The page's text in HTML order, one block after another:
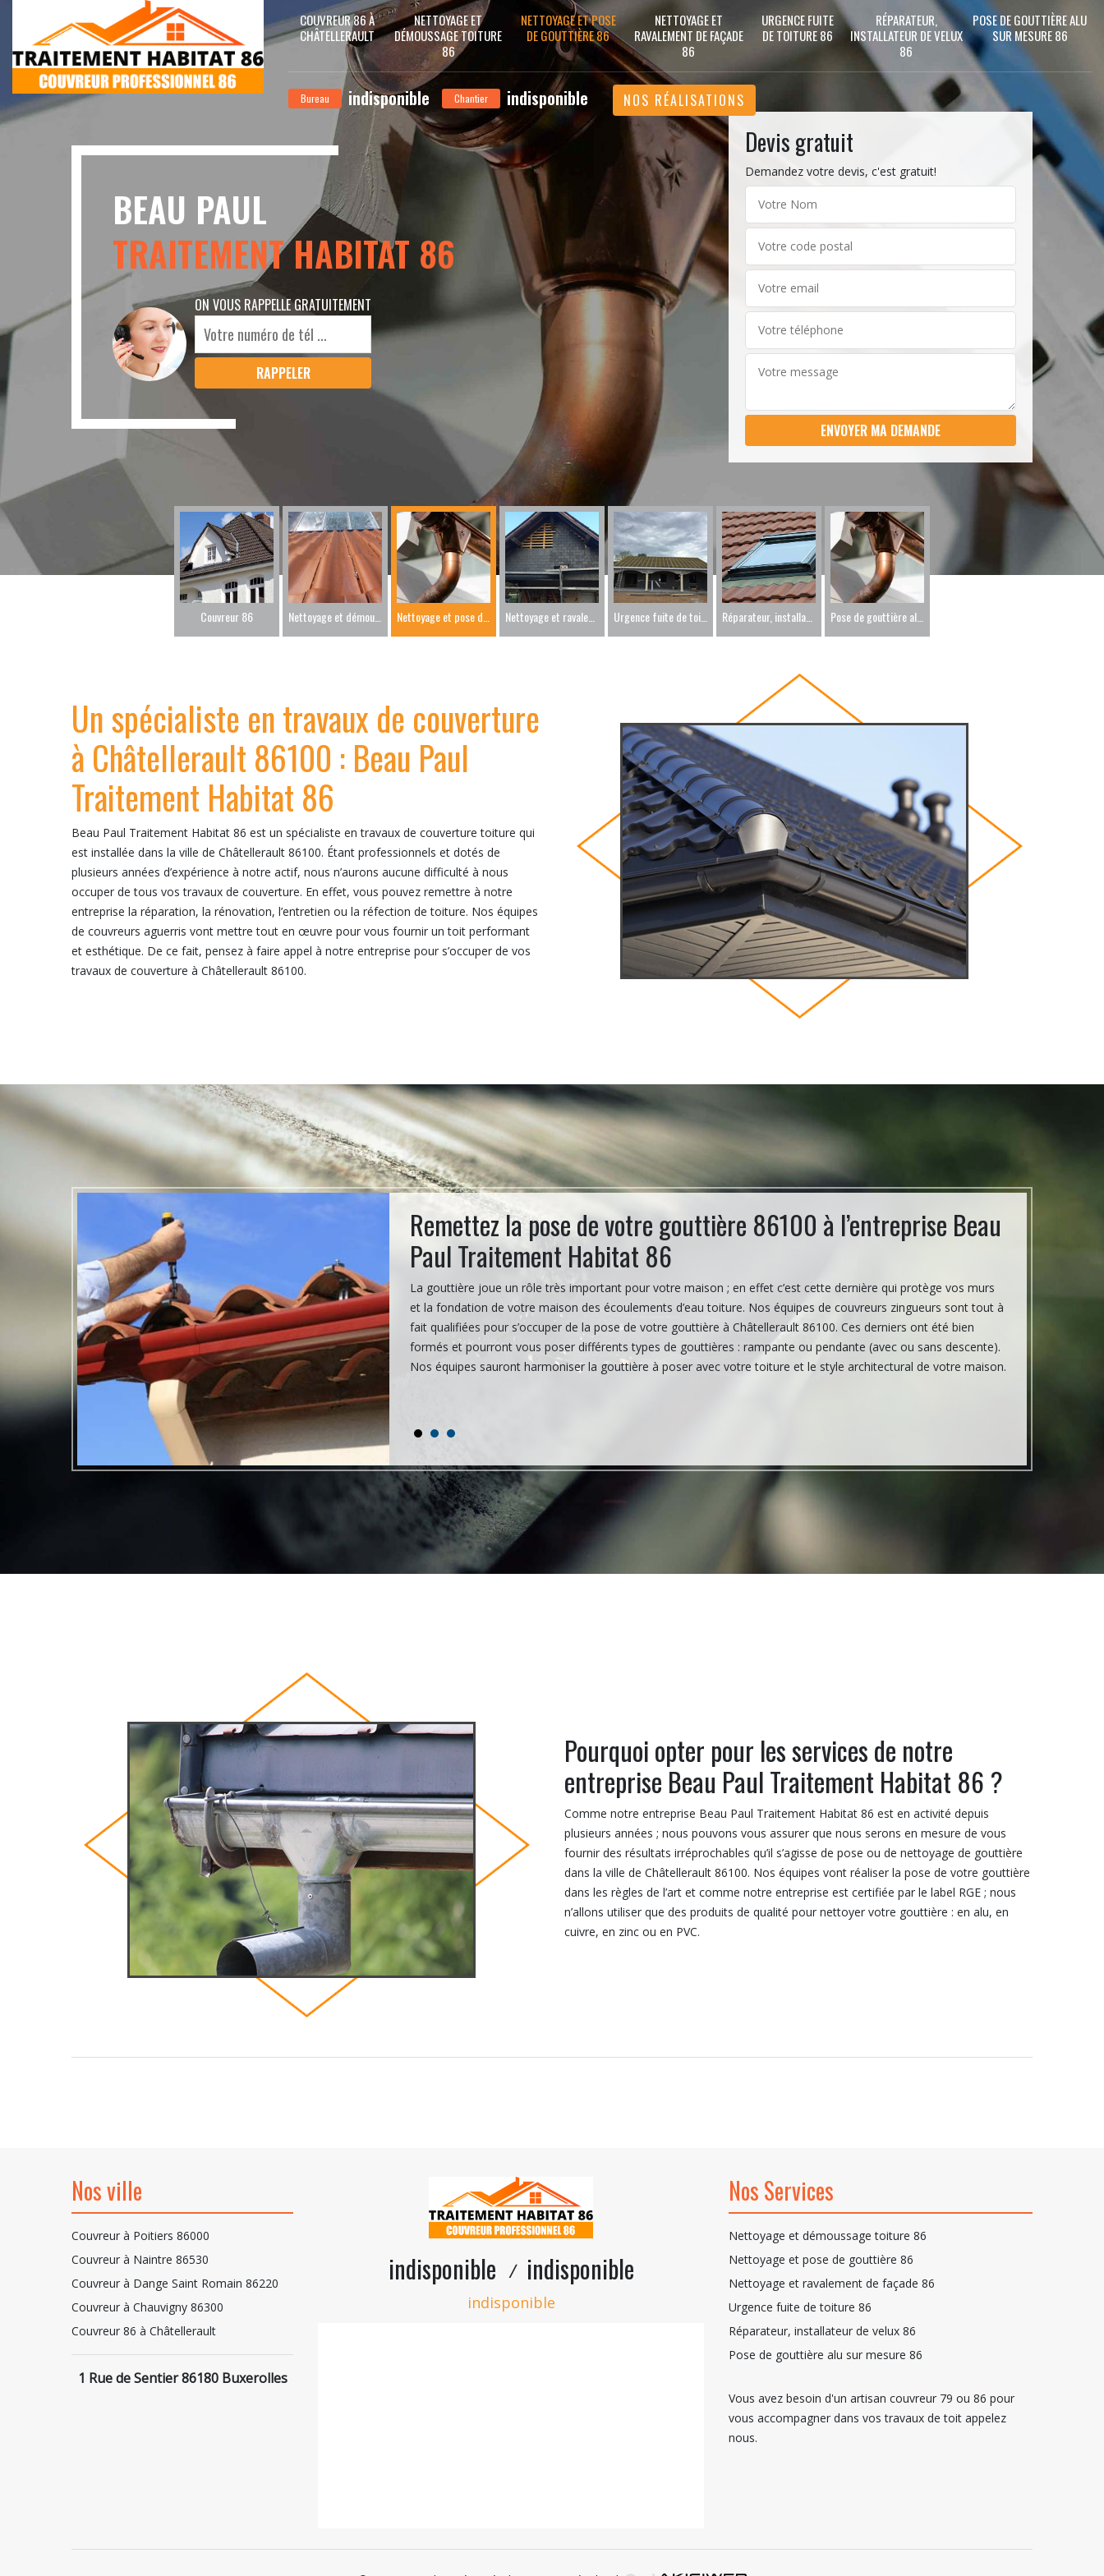
COUVREUR 86 À
CHÂTELLERAULT
NETTOYAGE ET
DÉMOUSSAGE TOITURE
86
NETTOYAGE ET POSE
DE GOUTTIÈRE 86
NETTOYAGE ET
RAVALEMENT DE FAÇADE
86
URGENCE FUITE
DE TOITURE 86
RÉPARATEUR,
INSTALLATEUR DE VELUX
86
POSE DE GOUTTIÈRE ALU
SUR MESURE 86
Bureau indisponible Chantier indisponible NOS RÉALISATIONS
BEAU PAUL
TRAITEMENT HABITAT 86
ON VOUS RAPPELLE GRATUITEMENT
Devis gratuit
Demandez votre devis, c'est gratuit!
Couvreur 86
Un spécialiste en travaux de couverture
à Châtellerault 86100 : Beau Paul
Traitement Habitat 86
Beau Paul Traitement Habitat 86 est un spécialiste en travaux de couverture toiture qui
est installée dans la ville de Châtellerault 86100. Étant professionnels et dotés de
plusieurs années d’expérience à notre actif, nous n’aurons aucune difficulté à nous
occuper de tous vos travaux de couverture. En effet, vous pouvez remettre à notre
entreprise la réparation, la rénovation, l’entretien ou la réfection de toiture. Nos équipes
de couvreurs aguerris vont mettre tout en œuvre pour vous fournir un toit performant
et esthétique. De ce fait, pensez à faire appel à notre entreprise pour s’occuper de vos
travaux de couverture à Châtellerault 86100.
est une intervention qui
et des compétences
de remettre ce type de travaux à un couvreur professionnel. Dans
Beau Paul Traitement Habitat 86 est reconnue pour fournir des
de gouttière. La gouttière que nous allons installer pourra protéger
de votre maison.
Remettez la pose de votre gouttière 86100 à l’entreprise Beau
Paul Traitement Habitat 86
La gouttière joue un rôle très important pour votre maison ; en effet c’est cette dernière qui protège vos murs
et la fondation de votre maison des écoulements d’eau toiture. Nos équipes de couvreurs zingueurs sont tout à
fait qualifiées pour s’occuper de la pose de votre gouttière à Châtellerault 86100. Ces derniers ont été bien
formés et pourront vous poser différents types de gouttières : rampante ou pendante (avec ou sans descente).
Nos équipes sauront harmoniser la gouttière à poser avec votre toiture et le style architectural de votre maison.
Pourquoi opter pour les services de notre
entreprise Beau Paul Traitement Habitat 86 ?
Comme notre entreprise Beau Paul Traitement Habitat 86 est en activité depuis
plusieurs années ; nous pouvons vous assurer que nous serons en mesure de vous
fournir des résultats irréprochables qu’il s’agisse de pose ou de nettoyage de gouttière
dans la ville de Châtellerault 86100. Nos équipes vont réaliser la pose de votre gouttière
dans les règles de l’art et comme notre entreprise est certifiée par le label RGE ; nous
n’allons utiliser que des produits de qualité pour nettoyer votre gouttière : en alu, en
cuivre, en zinc ou en PVC.
Nos ville
Couvreur à Poitiers 86000
Couvreur à Naintre 86530
Couvreur à Dange Saint Romain 86220
Couvreur à Chauvigny 86300
Couvreur 86 à Châtellerault
1 Rue de Sentier 86180 Buxerolles
indisponible / indisponible
indisponible
Nos Services
Nettoyage et démoussage toiture 86
Nettoyage et pose de gouttière 86
Nettoyage et ravalement de façade 86
Urgence fuite de toiture 86
Réparateur, installateur de velux 86
Pose de gouttière alu sur mesure 86
Vous avez besoin d'un artisan couvreur 79 ou 86 pour
vous accompagner dans vos travaux de toit appelez
nous.